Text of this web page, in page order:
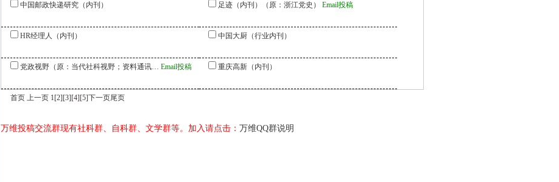
中国邮政快递研究（内刊） 足迹（内刊）（原：浙江党史） Email投稿
HR经理人（内刊） 中国大厨（行业内刊）
党政视野（原：当代社科视野；资料通讯… Email投稿 重庆高新（内刊）
首页 上一页 1[2][3][4][5]下一页尾页
万维投稿交流群现有社科群、自科群、文学群等。加入请点击： 万维QQ群说明